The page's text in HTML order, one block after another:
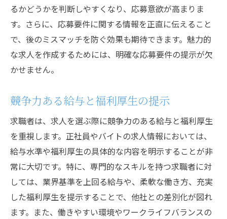
デジタルツールの導入で採用活動を革新
採用チームのスキル強化と教育プログラム
の施行
採用活動の成功事例から学ぶポイント
多様性と包括性を重視した採用活動の推進
るかどうかを判断しやすくなり、応募意欲が高まりま
す。さらに、応募要件に関する情報を正直に伝えること
で、後のミスマッチを防ぐ効果も期待できます。魅力的
な求人を作成するためには、明確な応募要件の提示が欠
かせません。
競争力ある給与と福利厚生の提示
求職者は、求人を選ぶ際に競争力のある給与と福利厚生
を重視します。正社員やバイトの求人情報においては、
給与水準や福利厚生の具体的な内容を明示することが非
常に大切です。特に、専門的なスキルを持つ求職者に対
しては、業界基準を上回る給与や、柔軟な働き方、充実
した福利厚生を提示することで、他社との差別化が図れ
ます。また、働きやすい環境やワークライフバランスの